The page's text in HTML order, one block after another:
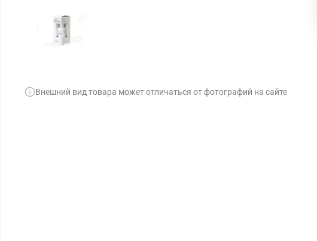
Внешний вид товара может отличаться от фотографий на сайте